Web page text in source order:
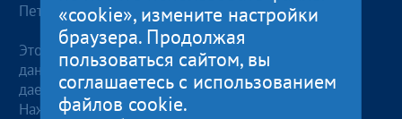
Петрозаводск
Этот сайт использует файлы cookies для хранения
данных. Продолжая использовать данный сайт, Вы
даете согласие на работу с этими файлами.
Нажимая кнопку «Отправить», я даю согласие на
«cookie», измените настройки
браузера. Продолжая
пользоваться сайтом, вы
соглашаетесь с использованием
файлов cookie.